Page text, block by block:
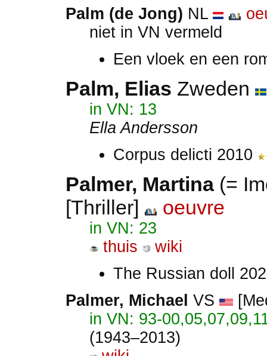
Palm (de Jong) NL
niet in VN vermeld
Een vloek en een
Palm, Elias Zweden
in VN: 13
Ella Andersson
Corpus delicti 2010
Palmer, Martina(=
[Thriller]
oeuvre
in VN: 23
thuis
wiki
The Russian doll
Palmer, Michael VS
in VN: 93-
(1943–2013)